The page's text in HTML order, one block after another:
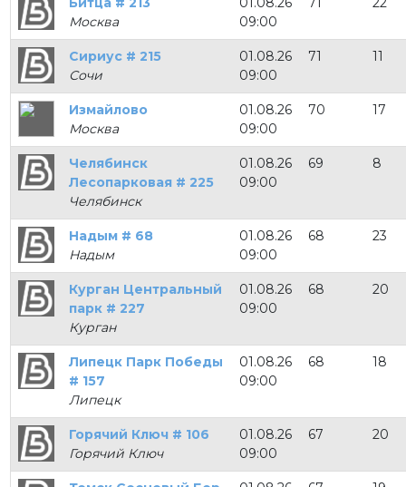
Москва
09:00
Сириус # 215
Сочи
01.08.26
09:00
71 11
Измайлово
Москва
01.08.26
09:00
70 17
Челябинск
Лесопарковая # 225
Челябинск
01.08.26
09:00
69 8
Надым # 68
Надым
01.08.26
09:00
68 23
Курган Центральный
парк # 227
Курган
01.08.26
09:00
68 20
Липецк Парк Победы
# 157
Липецк
01.08.26
09:00
68 18
Горячий Ключ # 106
Горячий Ключ
01.08.26
09:00
67 20